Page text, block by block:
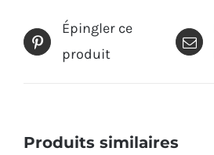
Épingler ce
produit
Produits similaires